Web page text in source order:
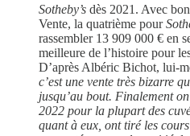
Sotheby’s dès 2021. Avec
Vente, la quatrième pour
rassembler 13 909 000 € en
meilleure de l’histoire pour
D’après Albéric Bichot, lui-
c’est une vente très bizarre
jusqu’au bout. Finalement
2022 pour la plupart des
quant à eux, ont tiré les